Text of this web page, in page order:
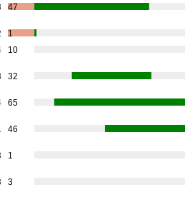
47
1
10
32
65
46
1
3